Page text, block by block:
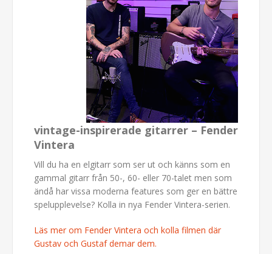
vintage-inspirerade gitarrer – Fender
Vintera
Vill du ha en elgitarr som ser ut och känns som en
gammal gitarr från 50-, 60- eller 70-talet men som
ändå har vissa moderna features som ger en bättre
spelupplevelse? Kolla in nya Fender Vintera-serien.
Läs mer om Fender Vintera och kolla filmen där
Gustav och Gustaf demar dem.